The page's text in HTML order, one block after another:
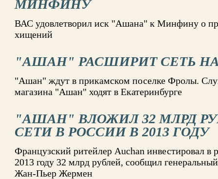
МИНФИНУ
ВАС удовлетворил иск "Ашана" к Минфину о
хищений
"АШАН" РАСШИРИТ СЕТЬ
"Ашан" ждут в прикамском поселке Фролы.
магазина "Ашан" ходят в Екатеринбурге
"АШАН" ВЛОЖИЛ 32 МЛРД
СЕТИ В РОССИИ В 2013 ГОДУ
Французский ритейлер Auchan инвестировал в
2013 году 32 млрд рублей, сообщил
Жан-Пьер Жермен